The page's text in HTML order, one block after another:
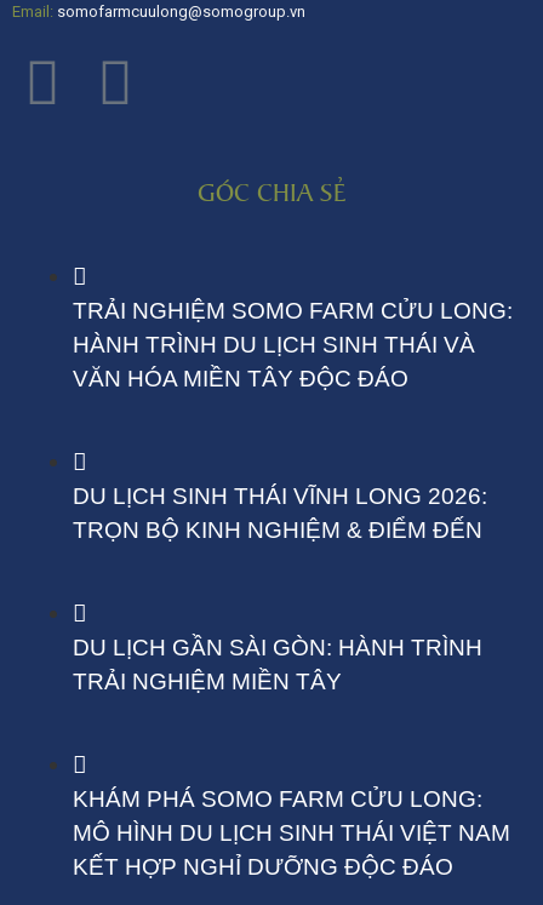
Email: somofarmcuulong@somogroup.vn
GÓC CHIA SẺ
TRẢI NGHIỆM SOMO FARM CỬU LONG:
HÀNH TRÌNH DU LỊCH SINH THÁI VÀ
VĂN HÓA MIỀN TÂY ĐỘC ĐÁO
DU LỊCH SINH THÁI VĨNH LONG 2026:
TRỌN BỘ KINH NGHIỆM & ĐIỂM ĐẾN
DU LỊCH GẦN SÀI GÒN: HÀNH TRÌNH
TRẢI NGHIỆM MIỀN TÂY
KHÁM PHÁ SOMO FARM CỬU LONG:
MÔ HÌNH DU LỊCH SINH THÁI VIỆT NAM
KẾT HỢP NGHỈ DƯỠNG ĐỘC ĐÁO